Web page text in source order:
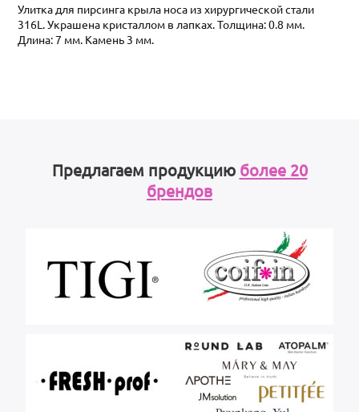
Улитка для пирсинга крыла носа из хирургической стали
316L. Украшена кристаллом в лапках. Толщина: 0.8 мм.
Длина: 7 мм. Камень 3 мм.
Предлагаем продукцию более 20
брендов